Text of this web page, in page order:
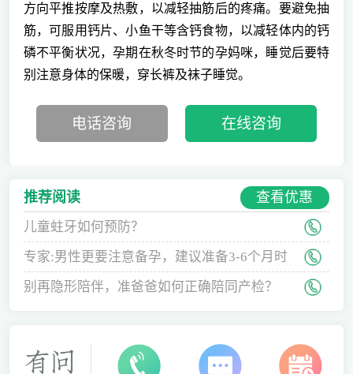
方向平推按摩及热敷，以减轻抽筋后的疼痛。要避免抽
筋，可服用钙片、小鱼干等含钙食物，以减轻体内的钙
磷不平衡状况，孕期在秋冬时节的孕妈咪，睡觉后要特
别注意身体的保暖，穿长裤及袜子睡觉。
电话咨询 在线咨询
推荐阅读 查看优惠
儿童蛀牙如何预防？
专家:男性更要注意备孕，建议准备3-6个月时
间
别再隐形陪伴，准爸爸如何正确陪同产检？